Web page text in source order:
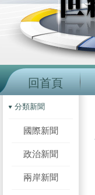
回首頁
分類新聞
國際新聞
政治新聞
兩岸新聞